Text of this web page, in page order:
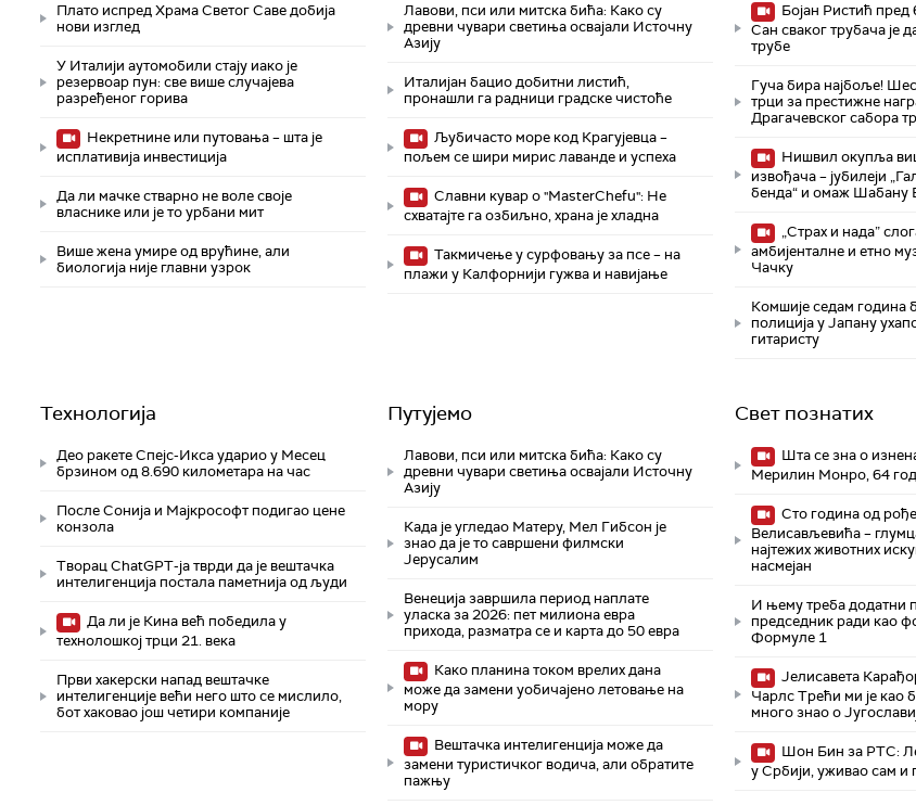
Плато испред Храма Светог Саве добија
нови изглед
У Италији аутомобили стају иако је
резервоар пун: све више случајева
разређеног горива
Некретнине или путовања – шта је
исплативија инвестиција
Да ли мачке стварно не воле своје
власнике или је то урбани мит
Више жена умире од врућине, али
биологија није главни узрок
Лавови, пси или митска бића: Како су
древни чувари светиња освајали Источну
Азију
Италијан бацио добитни листић,
пронашли га радници градске чистоће
Љубичасто море код Крагујевца –
пољем се шири мирис лаванде и успеха
Славни кувар о "MasterChefu": Не
схватајте га озбиљно, храна је хладна
Такмичење у сурфовању за псе – на
плажи у Калфорнији гужва и навијање
Бојан Ристић
Сан сваког трубача је
трубе
Гуча бира најбоље!
трци за престижне
Драгачевског сабора
Нишвил окупља
извођача – јубилеји
бенда“ и омаж Шабану
„Страх и нада”
амбијенталне и етно
Чачку
Комшије седам година
полиција у Јапану
гитаристу
Технологијa
Део ракете Спејс-Икса ударио у Месец
брзином од 8.690 километара на час
После Сонија и Мајкрософт подигао цене
конзола
Творац ChatGPT-ја тврди да је вештачка
интелигенција постала паметнија од људи
Да ли је Кина већ победила у
технолошкој трци 21. века
Први хакерски напад вештачке
интелигенције већи него што се мислило,
бот хаковао још четири компаније
Путујемо
Лавови, пси или митска бића: Како су
древни чувари светиња освајали Источну
Азију
Када је угледао Матеру, Мел Гибсон је
знао да је то савршени филмски
Јерусалим
Венеција завршила период наплате
уласка за 2026: пет милиона евра
прихода, разматра се и карта до 50 евра
Како планина током врелих дана
може да замени уобичајено летовање на
мору
Вештачка интелигенција може да
замени туристичког водича, али обратите
пажњу
Свет познатих
Шта се зна о
Мерилин Монро, 64
Сто година од
Велисављевића –
најтежих животних
насмејан
И њему треба додатни
председник ради као
Формуле 1
Јелисавета
Чарлс Трећи ми је као
много знао о
Шон Бин за РТС:
у Србији, уживао сам и